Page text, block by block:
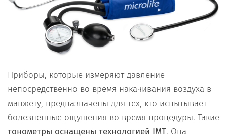
Приборы, которые измеряют давление
непосредственно во время накачивания воздуха в
манжету, предназначены для тех, кто испытывает
болезненные ощущения во время процедуры. Такие
тонометры оснащены технологией IMT. Она